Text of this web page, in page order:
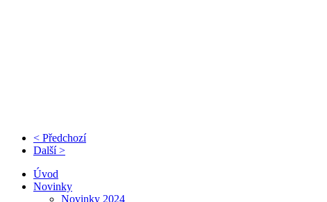
< Předchozí
Další >
Úvod
Novinky
Novinky 2024